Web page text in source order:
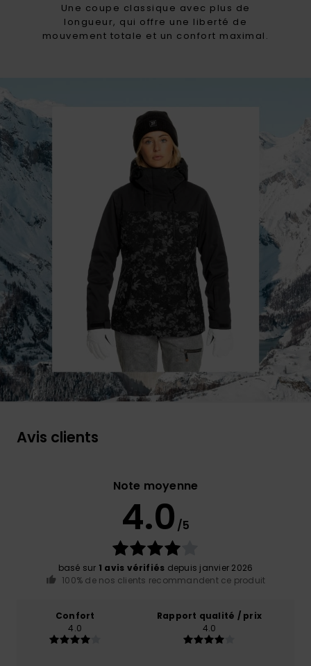
Une coupe classique avec plus de
longueur, qui offre une liberté de
mouvement totale et un confort maximal.
Avis clients
Note moyenne
4.0 /5
basé sur 1 avis vérifiés depuis janvier 2026
100% de nos clients recommandent ce produit
Confort
4.0
Rapport qualité / prix
4.0